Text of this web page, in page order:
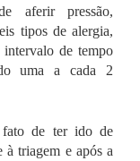
aferir pressão,
tipos de alergia,
de tempo
uma a cada 2
fato de ter ido de
à triagem e após a